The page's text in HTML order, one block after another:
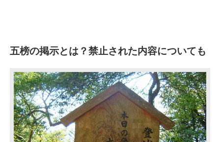
五榜の掲示とは？禁止された内容についても